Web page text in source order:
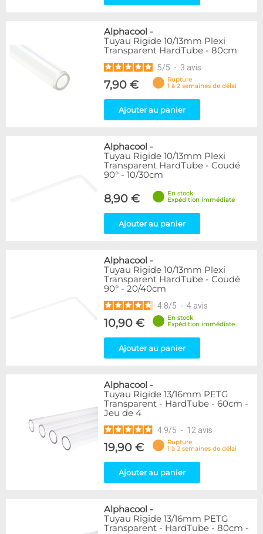
Alphacool -
Tuyau Rigide 10/13mm Plexi
Transparent HardTube - 80cm
5/5 - 3 avis
7,90 €
Rupture
1 à 2 semaines de délai
Ajouter au panier
Alphacool -
Tuyau Rigide 10/13mm Plexi
Transparent HardTube - Coudé
90° - 10/30cm
8,90 €
En stock
Expédition immédiate
Ajouter au panier
Alphacool -
Tuyau Rigide 10/13mm Plexi
Transparent HardTube - Coudé
90° - 20/40cm
4.8/5 - 4 avis
10,90 €
En stock
Expédition immédiate
Ajouter au panier
Alphacool -
Tuyau Rigide 13/16mm PETG
Transparent - HardTube - 60cm -
Jeu de 4
4.9/5 - 12 avis
19,90 €
Rupture
1 à 2 semaines de délai
Ajouter au panier
Alphacool -
Tuyau Rigide 13/16mm PETG
Transparent - HardTube - 80cm -